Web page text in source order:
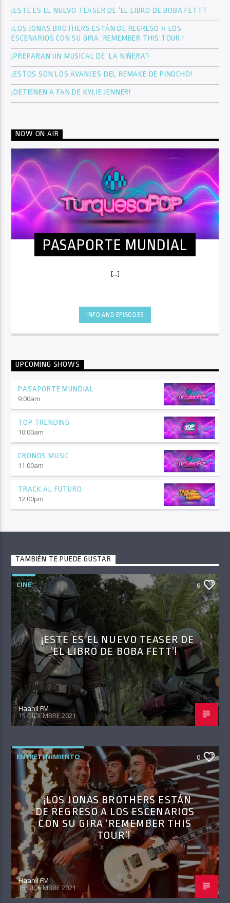
¡ESTE ES EL NUEVO TEASER DE ‘EL LIBRO DE BOBA FETT’!
¡LOS JONAS BROTHERS ESTÁN DE REGRESO A LOS
ESCENARIOS CON SU GIRA ‘REMEMBER THIS TOUR’!
¡PREPARAN UN MUSICAL DE ‘LA NIÑERA’!
¡ESTOS SON LOS AVANCES DEL REMAKE DE PINOCHO!
¡DETIENEN A FAN DE KYLIE JENNER!
NOW ON AIR
PASAPORTE MUNDIAL
[...]
INFO AND EPISODES
UPCOMING SHOWS
PASAPORTE MUNDIAL
9:00am
TOP TRENDING
10:00am
CRONOS MUSIC
11:00am
TRACK AL FUTURO
12:00pm
TAMBIÉN TE PUEDE GUSTAR
CINE 6
¡ESTE ES EL NUEVO TEASER DE
‘EL LIBRO DE BOBA FETT’!
Haahil FM
15 DICIEMBRE 2021
ENTRETENIMIENTO 0
¡LOS JONAS BROTHERS ESTÁN
DE REGRESO A LOS ESCENARIOS
CON SU GIRA ‘REMEMBER THIS
TOUR’!
Haahil FM
15 DICIEMBRE 2021